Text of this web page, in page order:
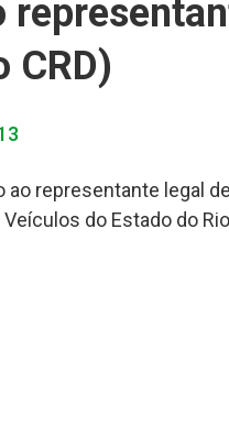
CRD)
ao representante legal
do Estado do